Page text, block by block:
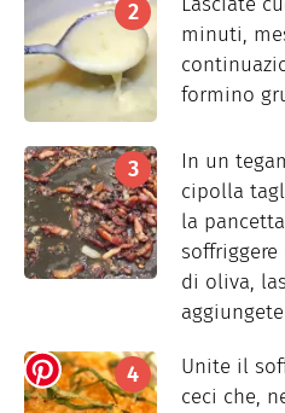
minuti,
formino
In un
cipolla
la
di oliva,
Unite il
ceci che,